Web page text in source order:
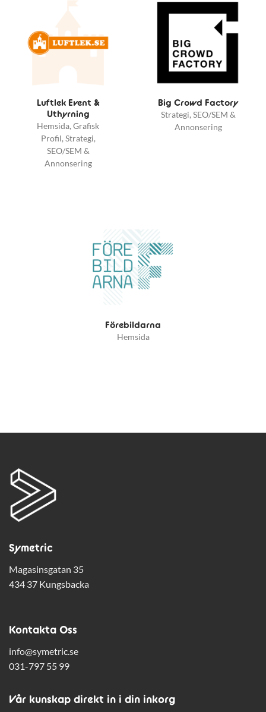
Luftlek Event &
Uthyrning
Hemsida, Grafisk
Profil, Strategi,
SEO/SEM &
Annonsering
Big Crowd Factory
Strategi, SEO/SEM &
Annonsering
Förebildarna
Hemsida
Symetric
Magasinsgatan 35
434 37 Kungsbacka
Kontakta Oss
info@symetric.se
031-797 55 99
Vår kunskap direkt in i din inkorg